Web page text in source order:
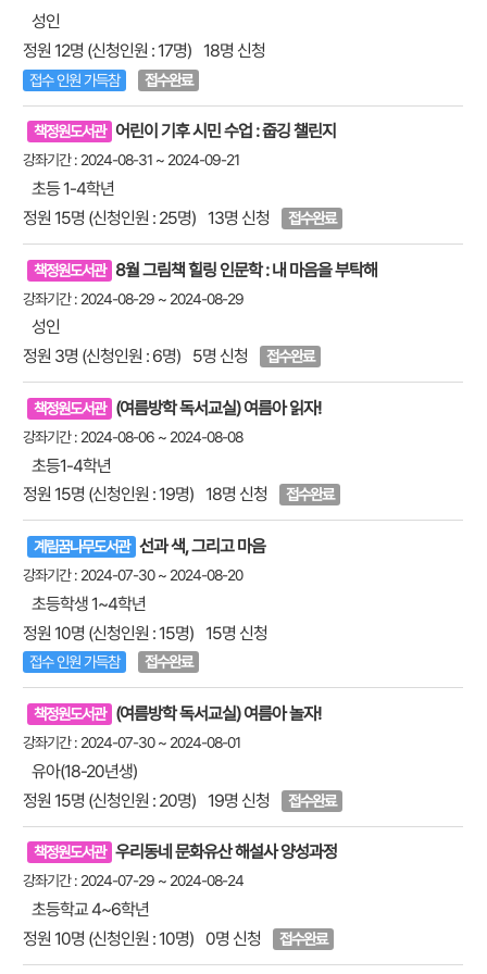
성인
정원 12명 (신청인원 : 17명) 18명 신청
접수 인원 가득참 접수완료
책정원도서관 어린이 기후 시민 수업 : 줍깅 챌린지
강좌기간 : 2024-08-31 ~ 2024-09-21
초등 1-4학년
정원 15명 (신청인원 : 25명) 13명 신청 접수완료
책정원도서관 8월 그림책 힐링 인문학 : 내 마음을 부탁해
강좌기간 : 2024-08-29 ~ 2024-08-29
성인
정원 3명 (신청인원 : 6명)
5명 신청 접수완료
책정원도서관 (여름방학 독서교실) 여름아 읽자!
강좌기간 : 2024-08-06 ~ 2024-08-08
초등1-4학년
정원 15명 (신청인원 : 19명) 18명 신청 접수완료
계림꿈나무도서관 선과 색, 그리고 마음
강좌기간 : 2024-07-30 ~ 2024-08-20
초등학생 1~4학년
정원 10명 (신청인원 : 15명) 15명 신청
접수 인원 가득참 접수완료
책정원도서관 (여름방학 독서교실) 여름아 놀자!
강좌기간 : 2024-07-30 ~ 2024-08-01
유아(18-20년생)
정원 15명 (신청인원 : 20명) 19명 신청 접수완료
책정원도서관 우리동네 문화유산 해설사 양성과정
강좌기간 : 2024-07-29 ~ 2024-08-24
초등학교 4~6학년
정원 10명 (신청인원 : 10명) 0명 신청 접수완료